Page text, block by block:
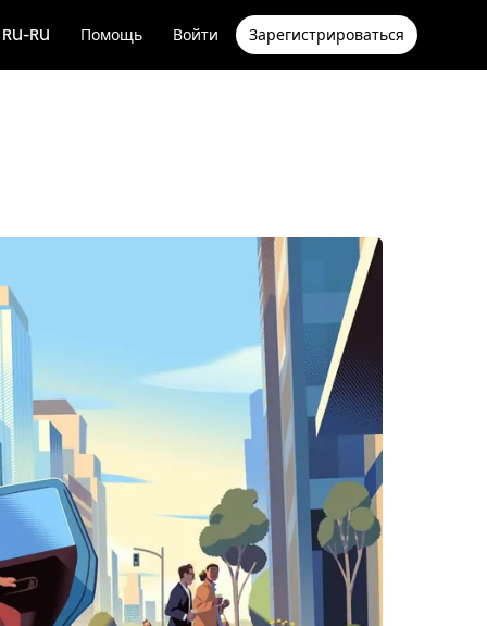
RU-RU Помощь Войти Зарегистрироваться